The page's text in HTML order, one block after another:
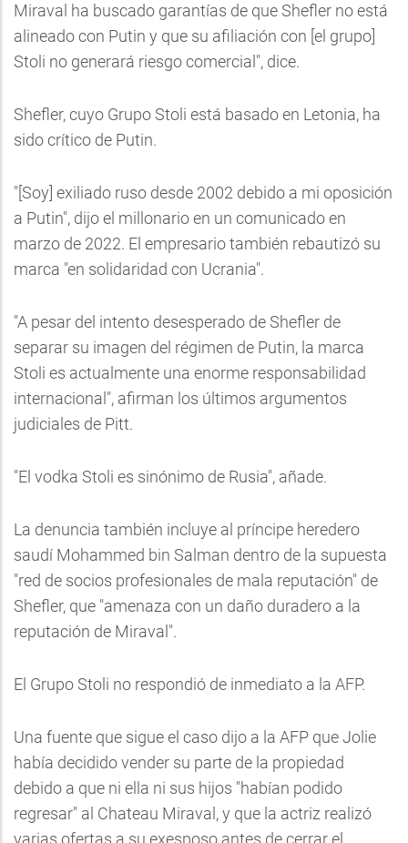
Miraval ha buscado garantías de que Shefler no está
alineado con Putin y que su afiliación con [el grupo]
Stoli no generará riesgo comercial", dice.
Shefler, cuyo Grupo Stoli está basado en Letonia, ha
sido crítico de Putin.
"[Soy] exiliado ruso desde 2002 debido a mi oposición
a Putin", dijo el millonario en un comunicado en
marzo de 2022. El empresario también rebautizó su
marca "en solidaridad con Ucrania".
"A pesar del intento desesperado de Shefler de
separar su imagen del régimen de Putin, la marca
Stoli es actualmente una enorme responsabilidad
internacional", afirman los últimos argumentos
judiciales de Pitt.
"El vodka Stoli es sinónimo de Rusia", añade.
La denuncia también incluye al príncipe heredero
saudí Mohammed bin Salman dentro de la supuesta
"red de socios profesionales de mala reputación" de
Shefler, que "amenaza con un daño duradero a la
reputación de Miraval".
El Grupo Stoli no respondió de inmediato a la AFP.
Una fuente que sigue el caso dijo a la AFP que Jolie
había decidido vender su parte de la propiedad
debido a que ni ella ni sus hijos "habían podido
regresar" al Chateau Miraval, y que la actriz realizó
varias ofertas a su exesposo antes de cerrar el